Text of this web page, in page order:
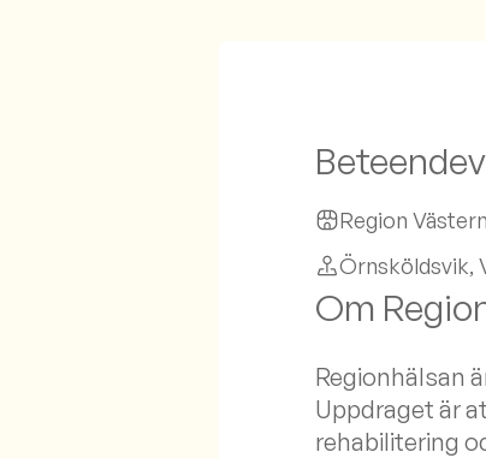
Region
Örnsköldsvik,
Om
Regionhälsan
Uppdraget är
rehabilitering